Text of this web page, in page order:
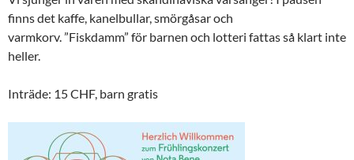
finns det kaffe, kanelbullar, smörgåsar och
varmkorv. ”Fiskdamm” för barnen och lotteri fattas så klart inte
heller.
Inträde: 15 CHF, barn gratis